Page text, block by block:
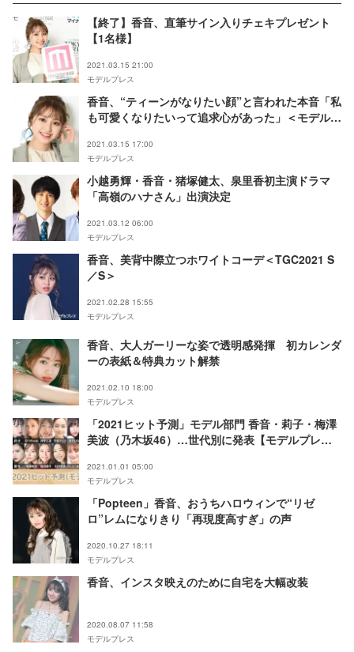
【終了】香音、直筆サイン入りチェキプレゼント
【1名様】
2021.03.15 21:00
モデルプレス
香音、“ティーンがなりたい顔”と言われた本音「私
も可愛くなりたいって追求心があった」＜モデルプ
2021.03.15 17:00
モデルプレス
小越勇輝・香音・猪塚健太、泉里香初主演ドラマ
「高嶺のハナさん」出演決定
2021.03.12 06:00
モデルプレス
香音、美背中際立つホワイトコーデ＜TGC2021 S
／S＞
2021.02.28 15:55
モデルプレス
香音、大人ガーリーな姿で透明感発揮 初カレンダ
ーの表紙＆特典カット解禁
2021.02.10 18:00
モデルプレス
「2021ヒット予測」モデル部門 香音・莉子・梅澤
美波（乃木坂46）…世代別に発表【モデルプレス
2021.01.01 05:00
モデルプレス
「Popteen」香音、おうちハロウィンで“リゼ
ロ”レムになりきり「再現度高すぎ」の声
2020.10.27 18:11
モデルプレス
香音、インスタ映えのために自宅を大幅改装
2020.08.07 11:58
モデルプレス